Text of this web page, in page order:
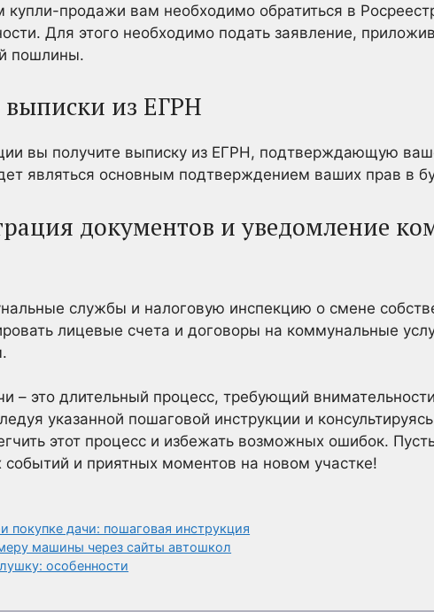
продажи вам необходимо обратиться в
Для этого необходимо подать заявление,
пошлины.
из ЕГРН
вы получите выписку из ЕГРН, подтверждающую
являться основным подтверждением ваших прав в
документов и уведомление
службы и налоговую инспекцию о смене
лицевые счета и договоры на коммунальные
– это длительный процесс, требующий
указанной пошаговой инструкции и
этот процесс и избежать возможных ошибок.
и приятных моментов на новом участке!
покупке дачи: пошаговая инструкция
машины через сайты автошкол
особенности